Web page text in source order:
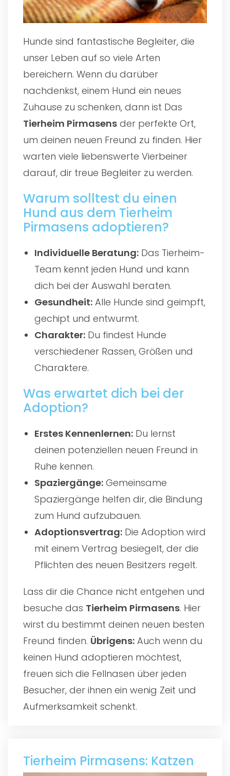
Hunde sind fantastische Begleiter, die
unser Leben auf so viele Arten
bereichern. Wenn du darüber
nachdenkst, einem Hund ein neues
Zuhause zu schenken, dann ist Das
Tierheim Pirmasens der perfekte Ort,
um deinen neuen Freund zu finden. Hier
warten viele liebenswerte Vierbeiner
darauf, dir treue Begleiter zu werden.
Warum solltest du einen
Hund aus dem Tierheim
Pirmasens adoptieren?
Individuelle Beratung: Das Tierheim-
Team kennt jeden Hund und kann
dich bei der Auswahl beraten.
Gesundheit: Alle Hunde sind geimpft,
gechipt und entwurmt.
Charakter: Du findest Hunde
verschiedener Rassen, Größen und
Charaktere.
Was erwartet dich bei der
Adoption?
Erstes Kennenlernen: Du lernst
deinen potenziellen neuen Freund in
Ruhe kennen.
Spaziergänge: Gemeinsame
Spaziergänge helfen dir, die Bindung
zum Hund aufzubauen.
Adoptionsvertrag: Die Adoption wird
mit einem Vertrag besiegelt, der die
Pflichten des neuen Besitzers regelt.
Lass dir die Chance nicht entgehen und
besuche das Tierheim Pirmasens. Hier
wirst du bestimmt deinen neuen besten
Freund finden. Übrigens: Auch wenn du
keinen Hund adoptieren möchtest,
freuen sich die Fellnasen über jeden
Besucher, der ihnen ein wenig Zeit und
Aufmerksamkeit schenkt.
Tierheim Pirmasens: Katzen